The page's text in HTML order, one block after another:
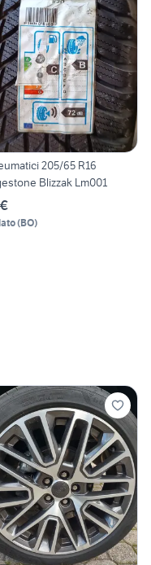
205/65 R16
Blizzak Lm001
(BO)